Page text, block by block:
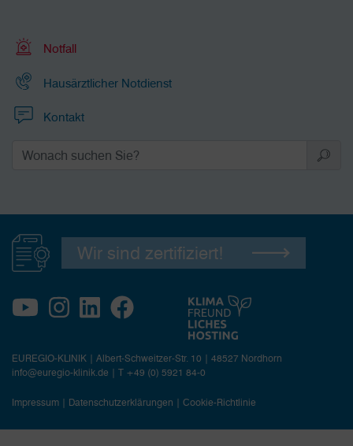
Notfall
Hausärztlicher Notdienst
Kontakt
Wir sind zertifiziert!
EUREGIO-KLINIK | Albert-Schweitzer-Str. 10 | 48527 Nordhorn
info@euregio-klinik.de | T +49 (0) 5921 84-0
Impressum | Datenschutzerklärungen | Cookie-Richtlinie